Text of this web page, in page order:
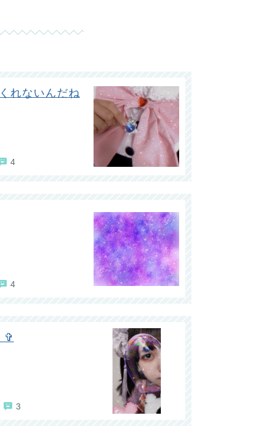
れないんだね
4
4
✞
3